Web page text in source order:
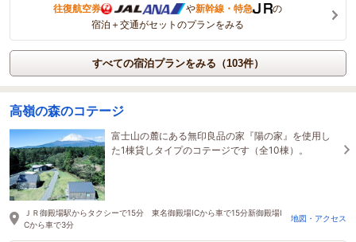
往復航空券 や新幹線・特急
の
宿泊＋交通がセットのプランをみる
すべての宿泊プランをみる（103件）
高嶺の森のコテージ
富士山の麓にある無印良品の家『陽の家』を使用し
た1棟貸しタイプのコテージです（全10棟）。
ＪＲ御殿場駅からタクシーで15分 東名御殿場ICから車で15分新御殿場I
Cから車で3分
地図・アクセス